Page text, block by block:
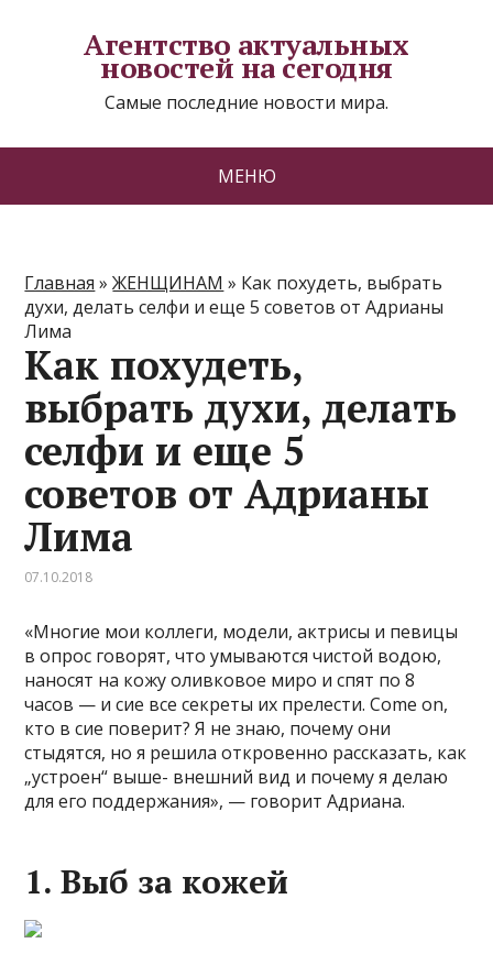
Агентство актуальных
новостей на сегодня
Самые последние новости мира.
МЕНЮ
Главная »ЖЕНЩИНАМ » Как похудеть, выбрать
духи, делать селфи и еще 5 советов от Адрианы
Лима
Как похудеть,
выбрать духи, делать
селфи и еще 5
советов от Адрианы
Лима
07.10.2018
«Многие мои коллеги, модели, актрисы и певицы
в опрос говорят, что умываются чистой водою,
наносят на кожу оливковое миро и спят по 8
часов — и сие все секреты их прелести. Come on,
кто в сие поверит? Я не знаю, почему они
стыдятся, но я решила откровенно рассказать, как
„устроен“ выше- внешний вид и почему я делаю
для его поддержания», — говорит Адриана.
1. Выб за кожей